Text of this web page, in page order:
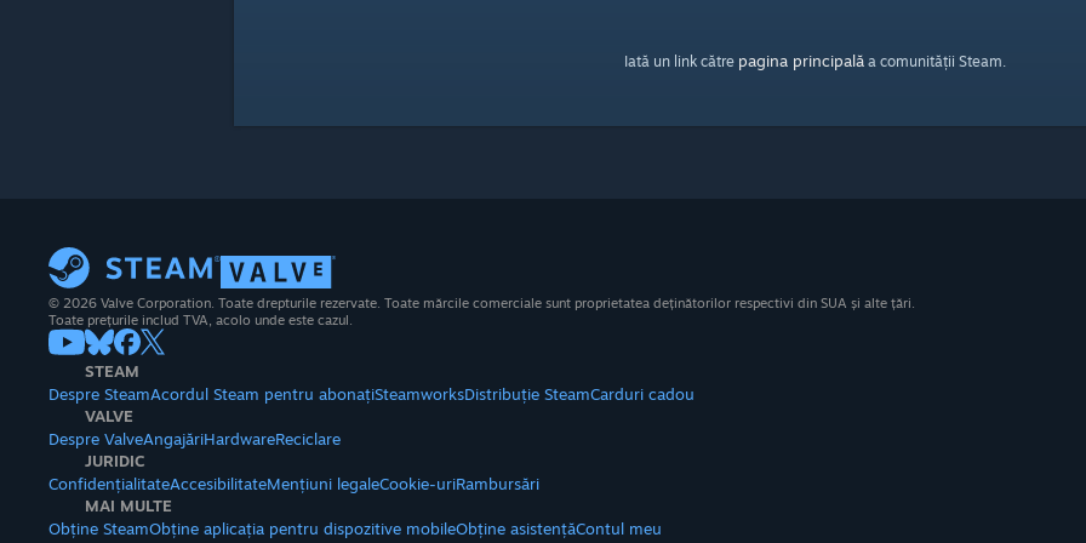
Iată un link către pagina principalăa comunității Steam.
© 2026 Valve Corporation. Toate drepturile rezervate. Toate mărcile comerciale sunt proprietatea deținătorilor respectivi din SUA și alte țări.
Toate prețurile includ TVA, acolo unde este cazul.
STEAM
Despre SteamAcordul Steam pentru abonațiSteamworksDistribuție SteamCarduri cadou
VALVE
Despre ValveAngajăriHardwareReciclare
JURIDIC
ConfidențialitateAccesibilitateMențiuni legaleCookie-uriRambursări
MAI MULTE
Obține SteamObține aplicația pentru dispozitive mobileObține asistențăContul meu